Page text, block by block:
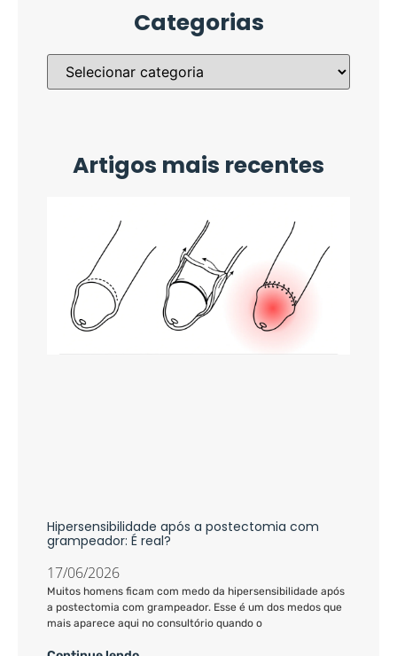
Categorias
Artigos mais recentes
Hipersensibilidade após a postectomia com
grampeador: É real?
17/06/2026
Muitos homens ficam com medo da hipersensibilidade após
a postectomia com grampeador. Esse é um dos medos que
mais aparece aqui no consultório quando o